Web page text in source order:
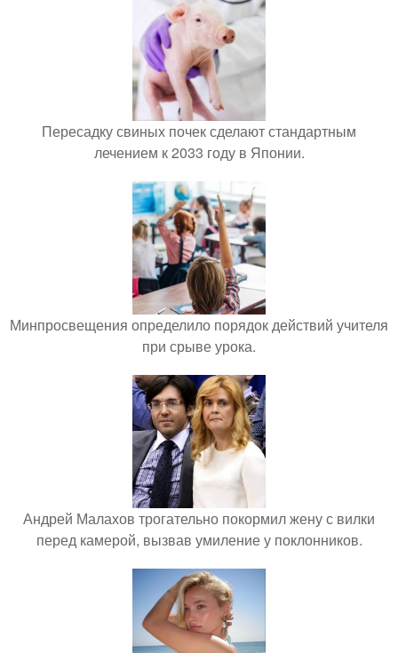
Пересадку свиных почек сделают стандартным
лечением к 2033 году в Японии.
Минпросвещения определило порядок действий учителя
при срыве урока.
Андрей Малахов трогательно покормил жену с вилки
перед камерой, вызвав умиление у поклонников.